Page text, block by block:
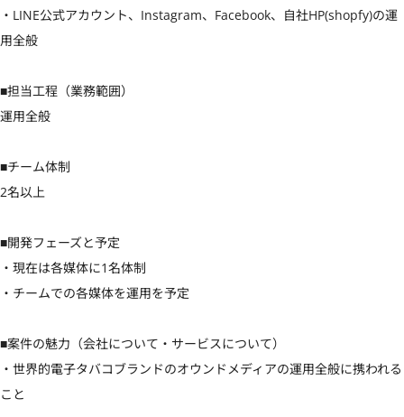
・LINE公式アカウント、Instagram、Facebook、自社HP(shopfy)の運
用全般
■担当工程（業務範囲）
運用全般
■チーム体制
2名以上
■開発フェーズと予定
・現在は各媒体に1名体制
・チームでの各媒体を運用を予定
■案件の魅力（会社について・サービスについて）
・世界的電子タバコブランドのオウンドメディアの運用全般に携われる
こと